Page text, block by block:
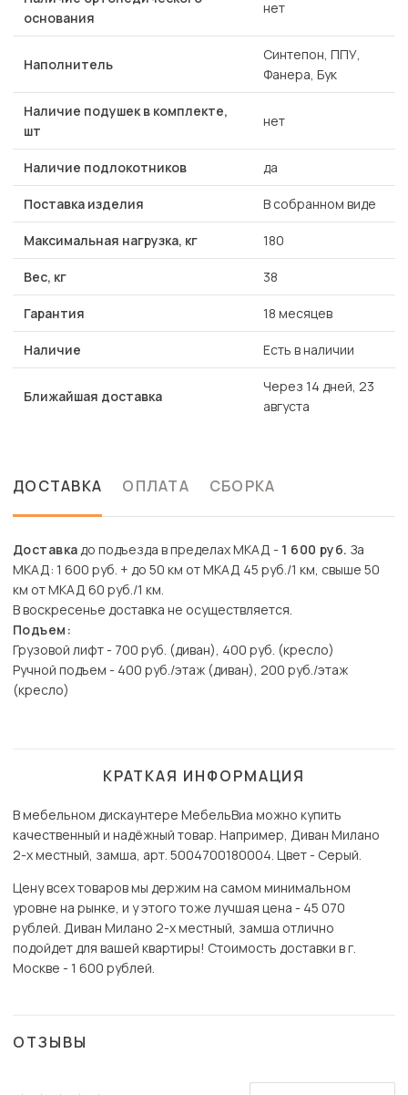
основания
нет
Наполнитель
Синтепон, ППУ,
Фанера, Бук
Наличие подушек в комплекте,
шт
нет
Наличие подлокотников да
Поставка изделия В собранном виде
Максимальная нагрузка, кг 180
Вес, кг 38
Гарантия 18 месяцев
Наличие Есть в наличии
Ближайшая доставка
Через 14 дней, 23
августа
ДОСТАВКА ОПЛАТА СБОРКА
Доставкадо подъезда в пределах МКАД - 1 600 руб. За
МКАД: 1 600 руб. + до 50 км от МКАД 45 руб./1 км, свыше 50
км от МКАД 60 руб./1 км.
В воскресенье доставка не осуществляется.
Подъем:
Грузовой лифт - 700 руб. (диван), 400 руб. (кресло)
Ручной подъем - 400 руб./этаж (диван), 200 руб./этаж
(кресло)
КРАТКАЯ ИНФОРМАЦИЯ
В мебельном дискаунтере МебельВиа можно купить
качественный и надёжный товар. Например, Диван Милано
2-х местный, замша, арт. 5004700180004. Цвет - Серый.
Цену всех товаров мы держим на самом минимальном
уровне на рынке, и у этого тоже лучшая цена - 45 070
рублей. Диван Милано 2-х местный, замша отлично
подойдет для вашей квартиры! Стоимость доставки в г.
Москве - 1 600 рублей.
ОТЗЫВЫ